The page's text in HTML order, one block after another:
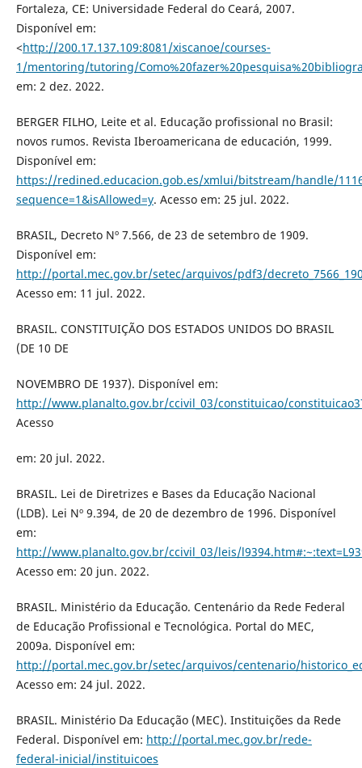
Fortaleza, CE: Universidade Federal do Ceará, 2007.
Disponível em:
<http://200.17.137.109:8081/xiscanoe/courses-
1/mentoring/tutoring/
em: 2 dez. 2022.
BERGER FILHO, Leite et al. Educação profissional no Brasil:
novos rumos. Revista Iberoamericana de educación, 1999.
Disponível em:
https://redined.educacion.gob.es/xmlui/bitstream/handle/
sequence=1&isAllowed=y. Acesso em: 25 jul. 2022.
BRASIL, Decreto Nº 7.566, de 23 de setembro de 1909.
Disponível em:
http://portal.mec.gov.br/setec/arquivos/pdf3/
Acesso em: 11 jul. 2022.
BRASIL. CONSTITUIÇÃO DOS ESTADOS UNIDOS DO BRASIL
(DE 10 DE
NOVEMBRO DE 1937). Disponível em:
http://www.planalto.gov.br/ccivil_03/constituicao/
Acesso
em: 20 jul. 2022.
BRASIL. Lei de Diretrizes e Bases da Educação Nacional
(LDB). Lei Nº 9.394, de 20 de dezembro de 1996. Disponível
em:
http://www.planalto.gov.br/ccivil_03/leis/
Acesso em: 20 jun. 2022.
BRASIL. Ministério da Educação. Centenário da Rede Federal
de Educação Profissional e Tecnológica. Portal do MEC,
2009a. Disponível em:
http://portal.mec.gov.br/setec/arquivos/centenario/
Acesso em: 24 jul. 2022.
BRASIL. Ministério Da Educação (MEC). Instituições da Rede
Federal. Disponível em: http://portal.mec.gov.br/rede-
federal-inicial/instituicoes